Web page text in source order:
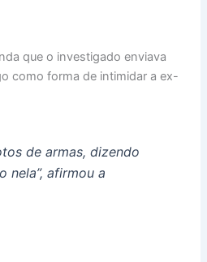
que o investigado enviava
como forma de intimidar a ex-
de armas, dizendo
nela”, afirmou a